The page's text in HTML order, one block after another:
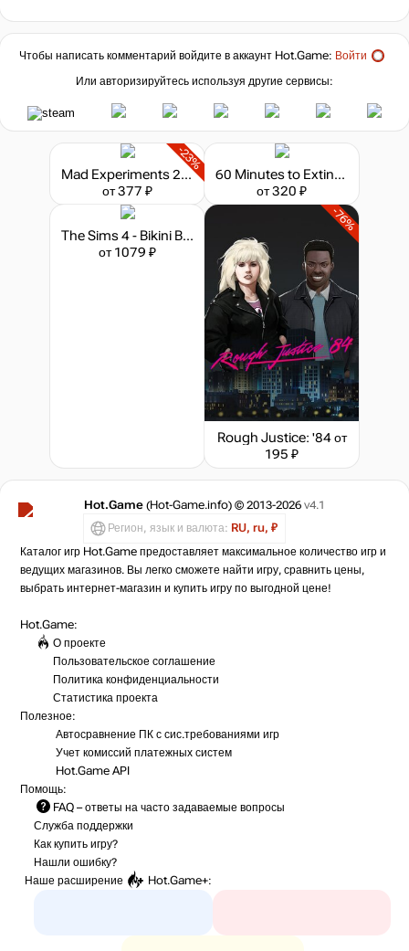
Чтобы написать комментарий войдите в аккаунт Hot.Game: Войти
Или авторизируйтесь используя другие сервисы:
-23%
Mad Experiments 2: Escape Room
от 377 ₽
60 Minutes to Extinction: Escape Room
от 320 ₽
The Sims 4 - Bikini Bottom Bundle
от 1079 ₽
-76%
Rough Justice: '84от
195 ₽
Hot.Game (Hot-Game.info) © 2013-2026 v4.1
Регион, язык и валюта: RU, ru, ₽
Каталог игр Hot.Game предоставляет максимальное количество игр и
ведущих магазинов. Вы легко сможете найти игру, сравнить цены,
выбрать интернет-магазин и купить игру по выгодной цене!
Hot.Game:
О проекте
Пользовательское соглашение
Политика конфиденциальности
Статистика проекта
Полезное:
Автосравнение ПК с сис.требованиями игр
Учет комиссий платежных систем
Hot.Game API
Помощь:
FAQ – ответы на часто задаваемые вопросы
Служба поддержки
Как купить игру?
Нашли ошибку?
Наше расширение
Hot.Game+: